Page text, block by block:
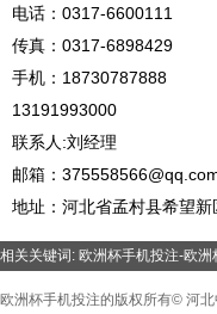
电话： 0317-6600111
传真：0317-6898429
手机： 18730787888
13191993000
联系人:刘经理
邮箱：
地址：河北省孟村县希望新
相关关键词: 欧洲杯手机投注-欧洲
欧洲杯手机投注的版权所有© 河